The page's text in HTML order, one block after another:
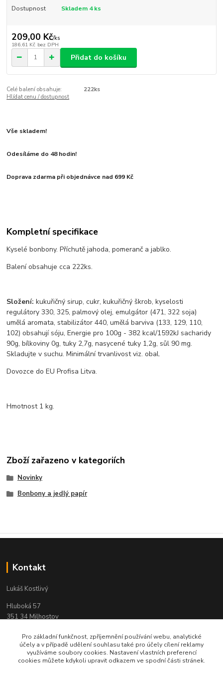
Dostupnost Skladem 4 ks
209,00 Kč/ks
186,61 Kč bez DPH
Přidat do košíku
Celé balení obsahuje:
222ks
Hlídat cenu / dostupnost
Vše skladem!
Odesíláme do 48 hodin!
Doprava zdarma při objednávce nad 699 Kč
Kompletní specifikace
Kyselé bonbony. Příchutě jahoda, pomeranč a jablko.
Balení obsahuje cca 222ks.
Složení: kukuřičný sirup, cukr, kukuřičný škrob, kyselosti
regulátory 330, 325, palmový olej, emulgátor (471, 322 soja)
umělá aromata, stabilizátor 440, umělá barviva (133, 129, 110,
102) obsahují sóju, Energie pro 100g - 382 kcal/1592kJ sacharidy
90g, bílkoviny 0g, tuky 2,7g, nasycené tuky 1,2g, sůl 90 mg.
Skladujte v suchu. Minimální trvanlivost viz. obal.
Dovozce do EU Profisa Litva.
Hmotnost 1 kg.
Zboží zařazeno v kategoriích
Novinky
Bonbony a jedlý papír
Kontakt
Lukáš Kostlivý
Hluboká 57
351 34 Milhostov
e-mail : objednavky-pendreky@email.cz
Pro základní funkčnost, zpříjemnění používání webu, analytické
účely a v případě udělení souhlasu také pro účely cílení reklamy
využíváme soubory cookies. Nastavení vlastních preferencí
cookies můžete kdykoli upravit odkazem ve spodní části stránek.